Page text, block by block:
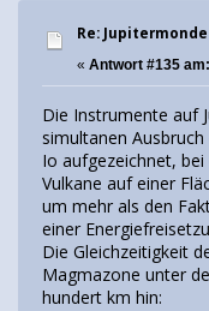
Re: Jupitermonde
« Antwort #135 am:
Die Instrumente auf
simultanen
Io aufgezeichnet,
Vulkane auf einer
um mehr als den
einer
Die Gleichzeitigkeit
Magmazone unter
hundert km hin: